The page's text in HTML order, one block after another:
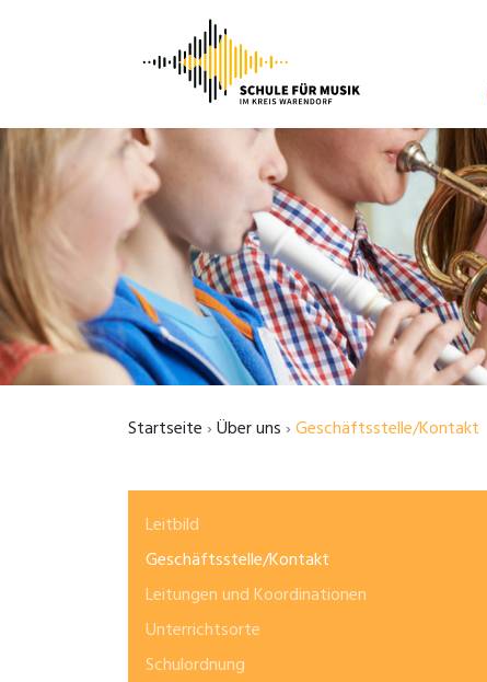
Startseite Über uns Geschäftsstelle/Kontakt
Leitbild
Geschäftsstelle/Kontakt
Leitungen und Koordinationen
Unterrichtsorte
Schulordnung